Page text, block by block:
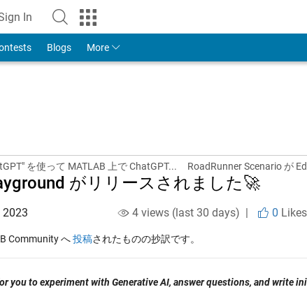
In
to Your MathWorks Account
Blogs More
を使って MATLAB 上で ChatGPT... RoadRunner Scenario が
がリリースされました🚀
2023 4 views (last 30 days) | 0 Likes
Community へ投稿されたものの抄訳です。
you to experiment with Generative AI, answer questions, and write